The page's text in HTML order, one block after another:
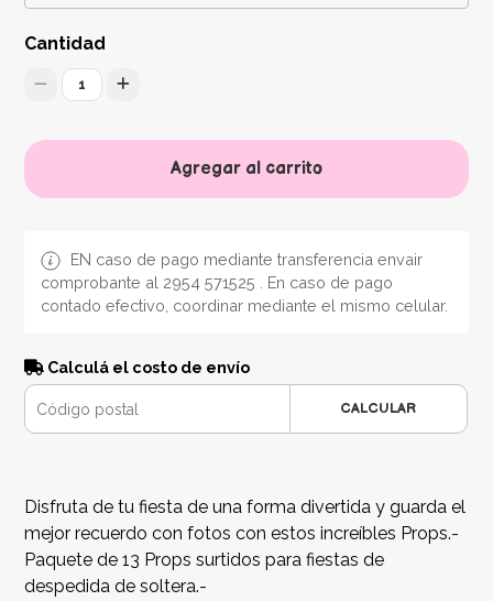
Cantidad
1
Agregar al carrito
EN caso de pago mediante transferencia envair
comprobante al 2954 571525 . En caso de pago
contado efectivo, coordinar mediante el mismo celular.
Calculá el costo de envío
CALCULAR
Disfruta de tu fiesta de una forma divertida y guarda el
mejor recuerdo con fotos con estos increíbles Props.-
Paquete de 13 Props surtidos para fiestas de
despedida de soltera.-